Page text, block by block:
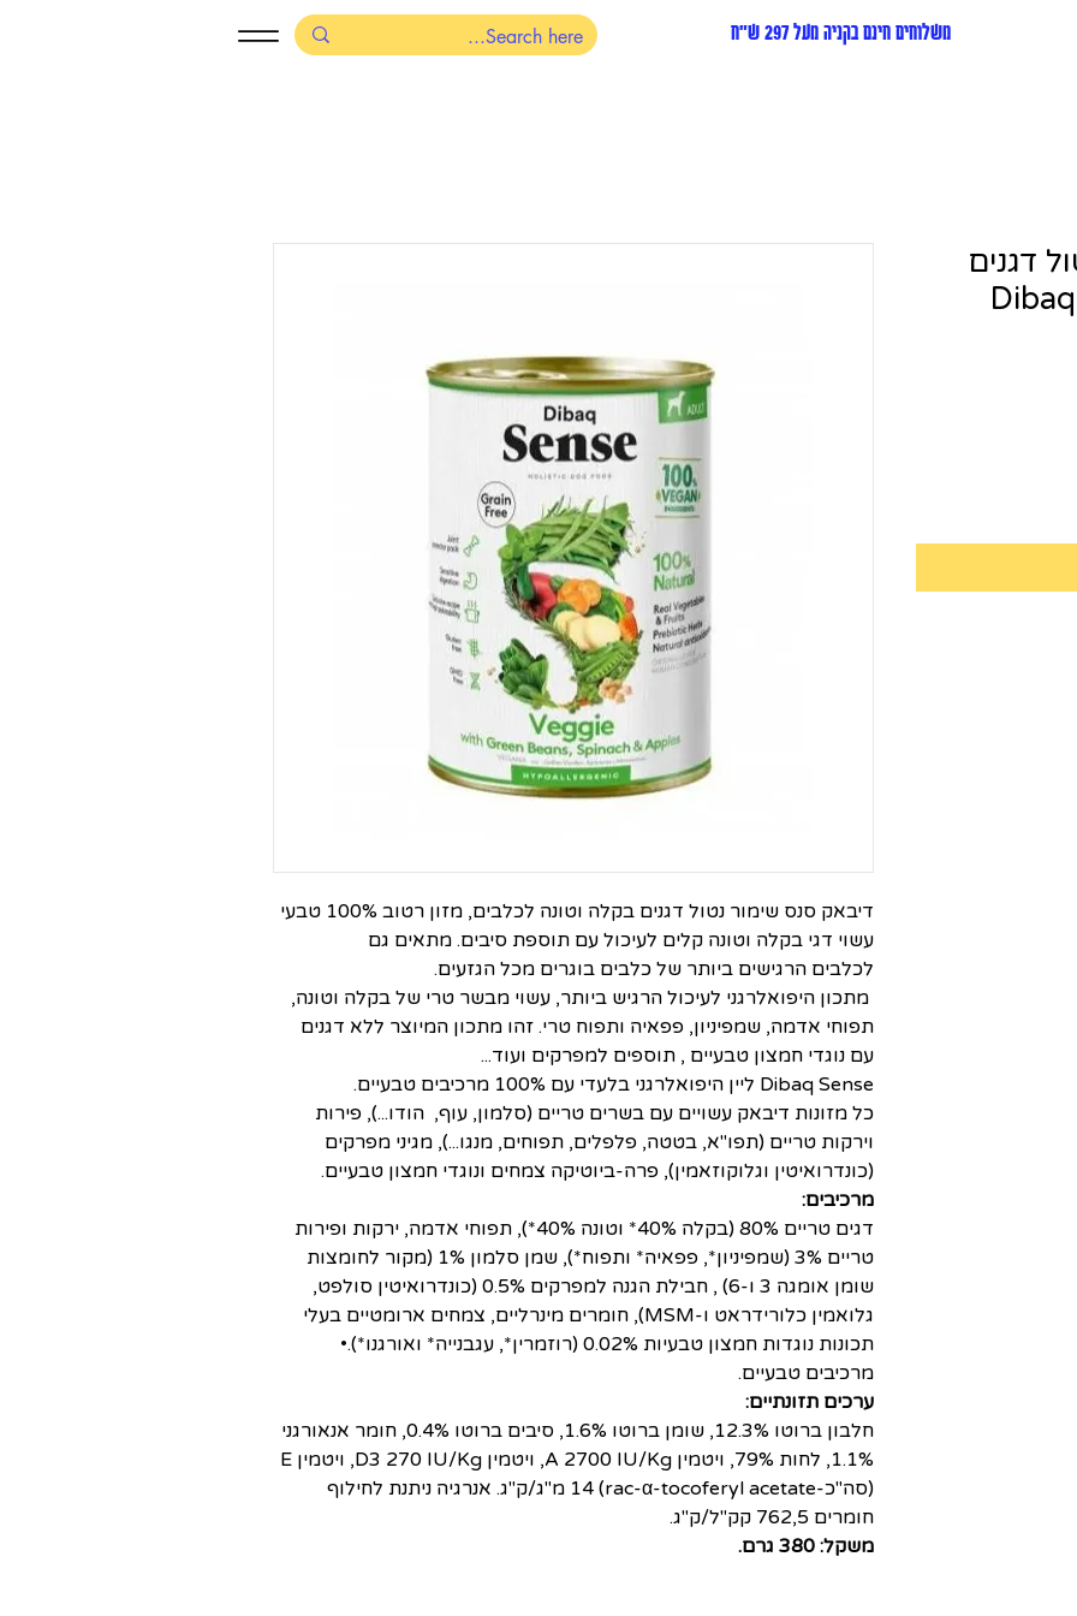
משלוחים חינם בקניה מעל 297 ש"ח
דיבאק סנס שימור נטול דגנים בקלה וטונה לכלבים, מזון רטוב 100% טבעי
עשוי דגי בקלה וטונה קלים לעיכול עם תוספת סיבים. מתאים גם
לכלבים הרגישים ביותר של כלבים בוגרים מכל הגזעים.
מתכון היפואלרגני לעיכול הרגיש ביותר, עשוי מבשר טרי של בקלה וטונה,
תפוחי אדמה, שמפיניון, פפאיה ותפוח טרי. זהו מתכון המיוצר ללא דגנים
עם נוגדי חמצון טבעיים , תוספים למפרקים ועוד...
Dibaq Sense ליין היפואלרגני בלעדי עם 100% מרכיבים טבעיים.
כל מזונות דיבאק עשויים עם בשרים טריים (סלמון, עוף, הודו...), פירות
וירקות טריים (תפו"א, בטטה, פלפלים, תפוחים, מנגו...), מגיני מפרקים
(כונדרואיטין וגלוקוזאמין), פרה-ביוטיקה צמחים ונוגדי חמצון טבעיים.
מרכיבים:
דגים טריים 80% (בקלה 40%* וטונה 40%*), תפוחי אדמה, ירקות ופירות
טריים 3% (שמפיניון*, פפאיה* ותפוח*), שמן סלמון 1% (מקור לחומצות
שומן אומגה 3 ו-6) , חבילת הגנה למפרקים 0.5% (כונדרואיטין סולפט,
גלואמין כלורידראט ו-MSM), חומרים מינרליים, צמחים ארומטיים בעלי
תכונות נוגדות חמצון טבעיות 0.02% (רוזמרין*, עגבנייה* ואורגנו*).•
מרכיבים טבעיים.
ערכים תזונתיים:
חלבון ברוטו 12.3%, שומן ברוטו 1.6%, סיבים ברוטו 0.4%, חומר אנאורגני
1.1%, לחות 79%, ויטמין A 2700 IU/Kg, ויטמין D3 270 IU/Kg, ויטמין E
(סה"כ-rac-α-tocoferyl acetate) 14 מ"ג/ק"ג. אנרגיה ניתנת לחילוף
חומרים 762,5 קק"ל/ק"ג.
משקל: 380 גרם.
דגנים